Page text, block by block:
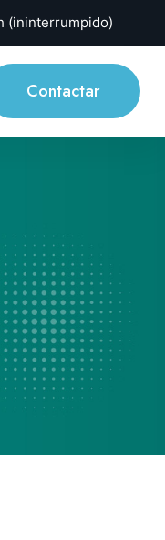
(ininterrumpido)
Contactar